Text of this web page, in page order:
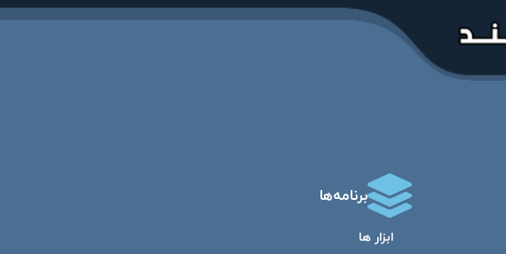
برنامه‌ها
ابزار ها